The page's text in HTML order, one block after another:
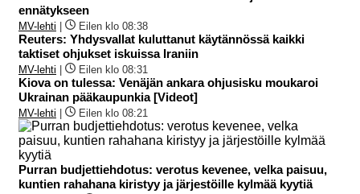
ennätykseen
MV-lehti Eilen klo 08:38
Reuters: Yhdysvallat kuluttanut käytännössä kaikki
taktiset ohjukset iskuissa Iraniin
MV-lehti Eilen klo 08:31
Kiova on tulessa: Venäjän ankara ohjusisku moukaroi
Ukrainan pääkaupunkia [Videot]
MV-lehti Eilen klo 08:21
Purran budjettiehdotus: verotus kevenee, velka paisuu,
kuntien rahahana kiristyy ja järjestöille kylmää kyytiä